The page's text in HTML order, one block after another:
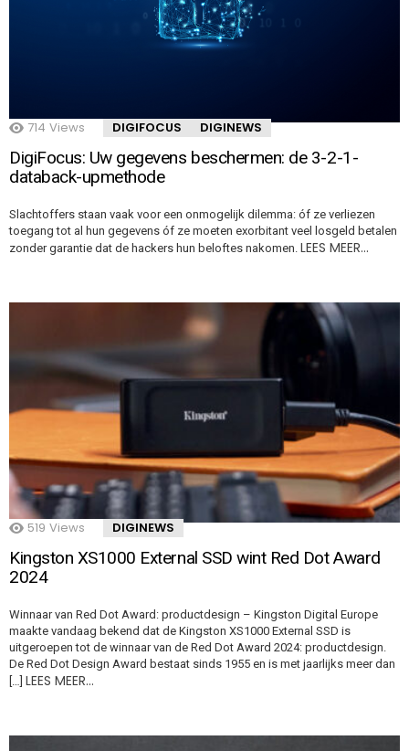
714 Views DIGIFOCUS DIGINEWS
DigiFocus: Uw gegevens beschermen: de 3-2-1-
databack-upmethode
Slachtoffers staan vaak voor een onmogelijk dilemma: óf ze verliezen
toegang tot al hun gegevens óf ze moeten exorbitant veel losgeld betalen
zonder garantie dat de hackers hun beloftes nakomen. LEES MEER…
519 Views DIGINEWS
Kingston XS1000 External SSD wint Red Dot Award
2024
Winnaar van Red Dot Award: productdesign – Kingston Digital Europe
maakte vandaag bekend dat de Kingston XS1000 External SSD is
uitgeroepen tot de winnaar van de Red Dot Award 2024: productdesign.
De Red Dot Design Award bestaat sinds 1955 en is met jaarlijks meer dan
LEES MEER…